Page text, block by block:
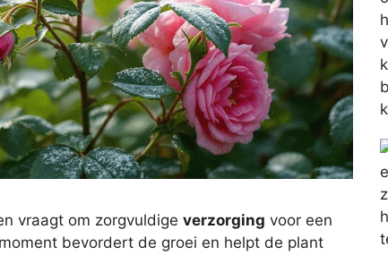
vraagt om zorgvuldige verzorging voor een
bevordert de groei en helpt de plant